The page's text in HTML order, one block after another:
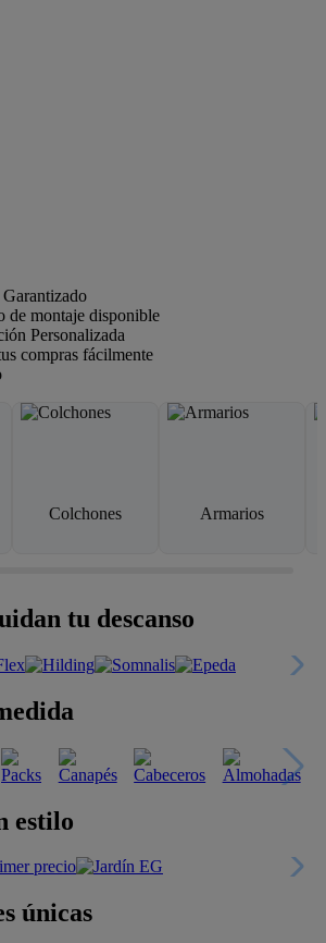
de montaje disponible
Personalizada
compras fácilmente
Colchones Armarios
tu descanso
estilo
únicas